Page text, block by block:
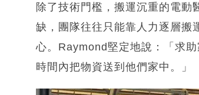
除了技術門檻，搬運沉重的電動
缺，團隊往往只能靠人力逐層搬
心。Raymond堅定地說：「求
時間內把物資送到他們家中。」